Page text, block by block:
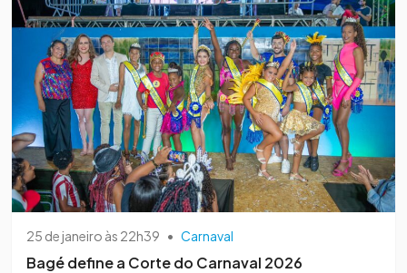
25 de janeiro às 22h39 • Carnaval
Bagé define a Corte do Carnaval 2026